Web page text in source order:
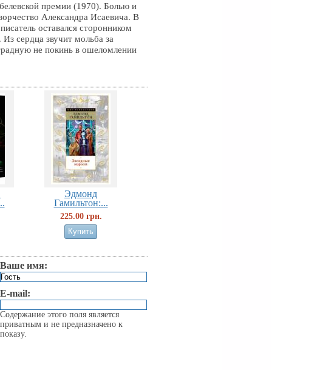
премии (1970). Болью и
Александра Исаевича. В
оставался сторонником
сердца звучит мольба за
не покинь в ошеломлении
Эдмонд
Гамильтон:...
225.00 грн.
Ваше имя:
E-mail:
Содержание этого поля является
приватным и не предназначено к
показу.